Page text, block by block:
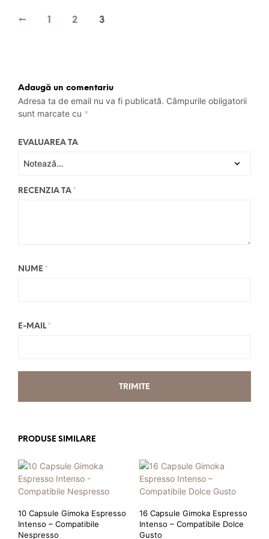
← 1 2 3
Adaugă un comentariu
Adresa ta de email nu va fi publicată. Câmpurile obligatorii
sunt marcate cu *
EVALUAREA TA
RECENZIA TA *
NUME *
E-MAIL *
PRODUSE SIMILARE
10 Capsule Gimoka Espresso
Intenso – Compatibile
Nespresso
16 Capsule Gimoka Espresso
Intenso – Compatibile Dolce
Gusto